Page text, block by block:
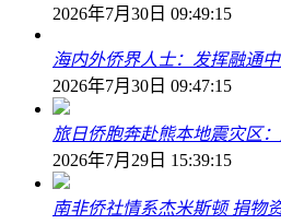
2026年7月30日 09:49:15
海内外侨界人士：发挥融通
2026年7月30日 09:47:15
旅日侨胞奔赴熊本地震灾区
2026年7月29日 15:39:15
南非侨社情系杰米斯顿 捐物